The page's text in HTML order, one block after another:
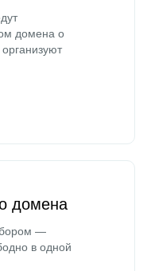
домена о
домена
—
в одной